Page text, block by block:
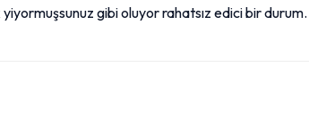
gibi oluyor rahatsız edici bir durum.